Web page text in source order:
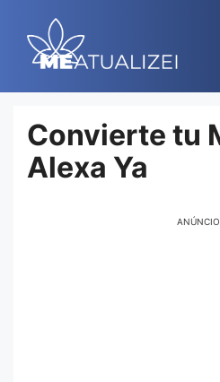
contenido
Convierte tu
Alexa Ya